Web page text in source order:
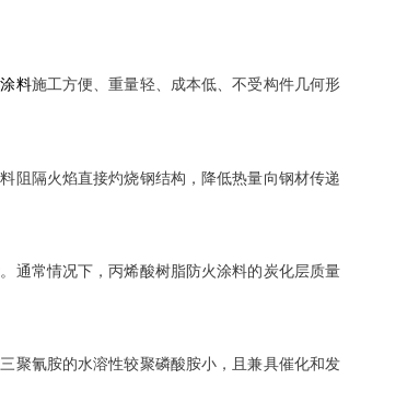
料施工方便、重量轻、成本低、不受构件几何形
阻隔火焰直接灼烧钢结构，降低热量向钢材传递
通常情况下，丙烯酸树脂防火涂料的炭化层质量
聚氰胺的水溶性较聚磷酸胺小，且兼具催化和发